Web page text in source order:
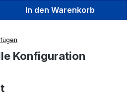
Gib den
In den Warenkorb
Konfiguration